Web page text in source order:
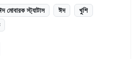
মোবারক স্ট্যাটাস ঈদ
খুশি